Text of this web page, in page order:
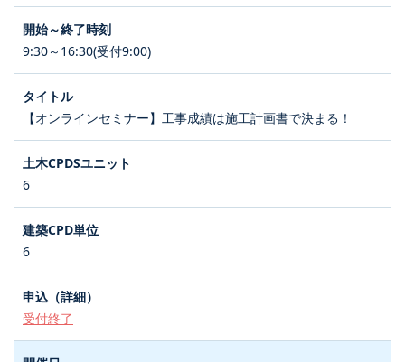
9:30～16:30(受付9:00)
【オンラインセミナー】工事成績は施工計画書で決まる！
6
6
受付終了